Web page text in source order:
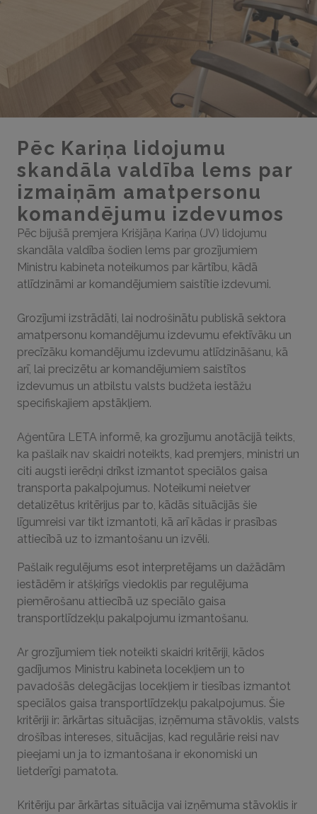
Pēc Kariņa lidojumu
skandāla valdība lems par
izmaiņām amatpersonu
komandējumu izdevumos
Pēc bijušā premjera Krišjāņa Kariņa (JV) lidojumu
skandāla valdība šodien lems par grozījumiem
Ministru kabineta noteikumos par kārtību, kādā
atlīdzināmi ar komandējumiem saistītie izdevumi.
Grozījumi izstrādāti, lai nodrošinātu publiskā sektora
amatpersonu komandējumu izdevumu efektīvāku un
precīzāku komandējumu izdevumu atlīdzināšanu, kā
arī, lai precizētu ar komandējumiem saistītos
izdevumus un atbilstu valsts budžeta iestāžu
specifiskajiem apstākļiem.
Aģentūra LETA informē, ka grozījumu anotācijā teikts,
ka pašlaik nav skaidri noteikts, kad premjers, ministri un
citi augsti ierēdņi drīkst izmantot speciālos gaisa
transporta pakalpojumus. Noteikumi neietver
detalizētus kritērijus par to, kādās situācijās šie
līgumreisi var tikt izmantoti, kā arī kādas ir prasības
attiecībā uz to izmantošanu un izvēli.
Pašlaik regulējums esot interpretējams un dažādām
iestādēm ir atšķirīgs viedoklis par regulējuma
piemērošanu attiecībā uz speciālo gaisa
transportlīdzekļu pakalpojumu izmantošanu.
Ar grozījumiem tiek noteikti skaidri kritēriji, kādos
gadījumos Ministru kabineta locekļiem un to
pavadošās delegācijas locekļiem ir tiesības izmantot
speciālos gaisa transportlīdzekļu pakalpojumus. Šie
kritēriji ir: ārkārtas situācijas, izņēmuma stāvoklis, valsts
drošības intereses, situācijas, kad regulārie reisi nav
pieejami un ja to izmantošana ir ekonomiski un
lietderīgi pamatota.
Kritēriju par ārkārtas situācija vai izņēmuma stāvoklis ir